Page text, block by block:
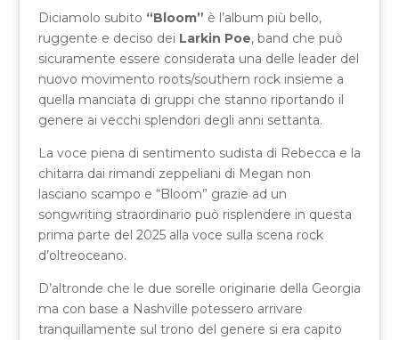
Diciamolo subito “Bloom” è l’album più bello,
ruggente e deciso dei Larkin Poe, band che può
sicuramente essere considerata una delle leader del
nuovo movimento roots/southern rock insieme a
quella manciata di gruppi che stanno riportando il
genere ai vecchi splendori degli anni settanta.
La voce piena di sentimento sudista di Rebecca e la
chitarra dai rimandi zeppeliani di Megan non
lasciano scampo e “Bloom” grazie ad un
songwriting straordinario può risplendere in questa
prima parte del 2025 alla voce sulla scena rock
d’oltreoceano.
D’altronde che le due sorelle originarie della Georgia
ma con base a Nashville potessero arrivare
tranquillamente sul trono del genere si era capito